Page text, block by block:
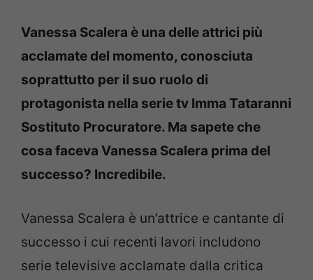
Vanessa Scalera è una delle attrici più
acclamate del momento, conosciuta
soprattutto per il suo ruolo di
protagonista nella serie tv Imma Tataranni
Sostituto Procuratore. Ma sapete che
cosa faceva Vanessa Scalera prima del
successo? Incredibile.
Vanessa Scalera è un’attrice e cantante di
successo i cui recenti lavori includono
serie televisive acclamate dalla critica